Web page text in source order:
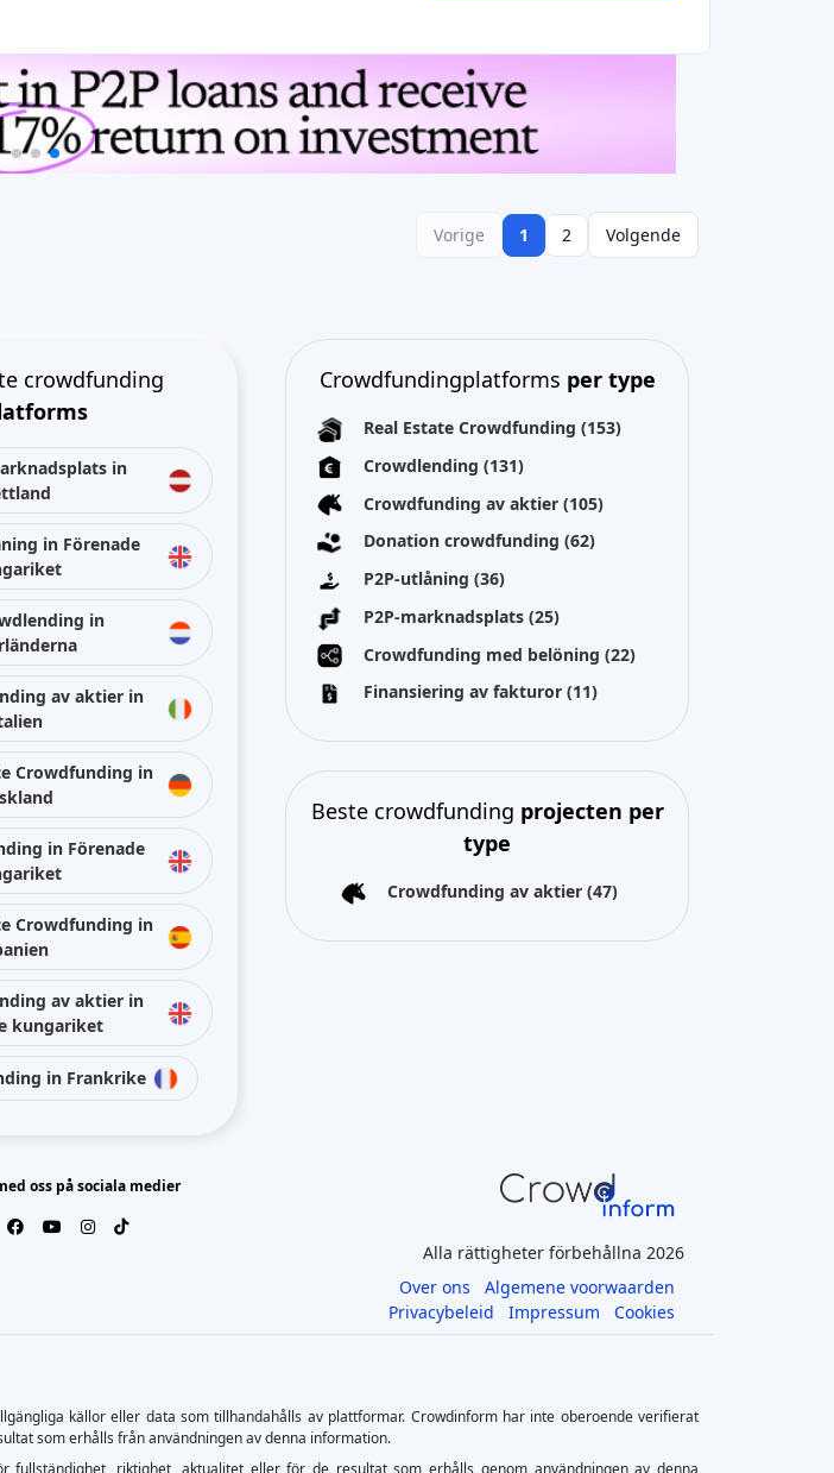
Vorige 1 2 Volgende
crowdfunding
in
in Förenade
in
av aktier in
Crowdfunding in
in Förenade
Crowdfunding in
av aktier in
kungariket
in Frankrike
Crowdfundingplatforms per type
Real Estate Crowdfunding (153)
Crowdlending (131)
Crowdfunding av aktier (105)
Donation crowdfunding (62)
P2P-utlåning (36)
P2P-marknadsplats (25)
Crowdfunding med belöning (22)
Finansiering av fakturor (11)
Beste crowdfunding projecten per
type
Crowdfunding av aktier (47)
oss på sociala medier
Alla rättigheter förbehållna 2026
Over ons
Algemene voorwaarden
Privacybeleid
Impressum Cookies
källor eller data som tillhandahålls av plattformar. Crowdinform har inte oberoende verifierat
som erhålls från användningen av denna information.
riktighet, aktualitet eller för de resultat som erhålls genom användningen av denna